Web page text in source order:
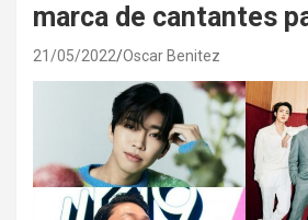
marca de cantantes
21/05/2022 Oscar Benitez